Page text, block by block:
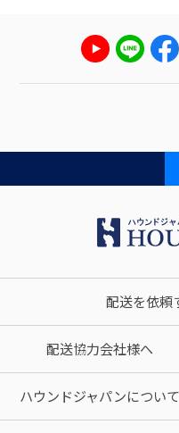
配送を依頼
配送協力会社様へ
ハウンドジャパンについて